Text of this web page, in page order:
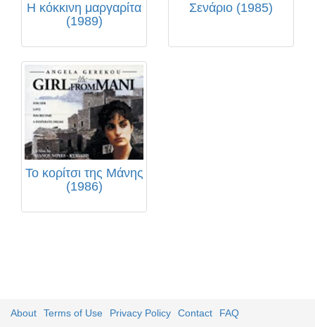
Η κόκκινη μαργαρίτα
(1989)
Σενάριο (1985)
Το κορίτσι της Μάνης
(1986)
About Terms of Use Privacy Policy Contact FAQ